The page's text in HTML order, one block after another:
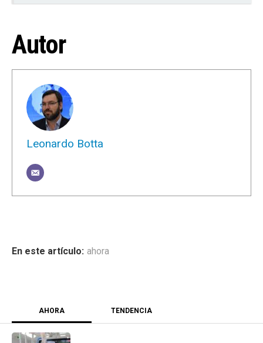
Autor
Leonardo Botta
ahora
AHORA TENDENCIA